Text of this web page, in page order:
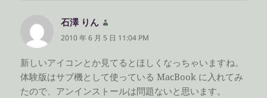
石澤 りん
り:
2010 年 6 月 5 日 11:04 PM
新しいアイコンとか見てるとほしくなっちゃいますね。
体験版はサブ機として使っている MacBook に入れてみ
たので、アンインストールは問題ないと思います。